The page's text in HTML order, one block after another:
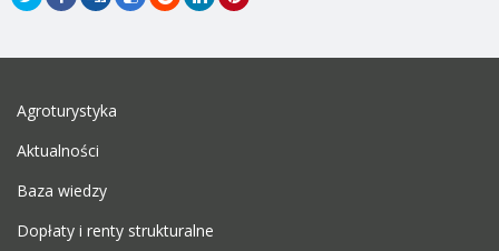
Agroturystyka
Aktualności
Baza wiedzy
Dopłaty i renty strukturalne